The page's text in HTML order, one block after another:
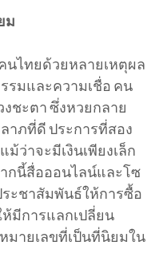
ม
ไทยด้วยหลายเหตุผล
รมและความเชื่อ คน
ชะตา ซึ่งหวยกลาย
าภที่ดี ประการที่สอง
ว่าจะมีเงินเพียงเล็ก
กนี้สื่อออนไลน์และโซ
ระชาสัมพันธ์ให้การซื้อ
มีการแลกเปลี่ยน
มายเลขที่เป็นที่นิยมใน